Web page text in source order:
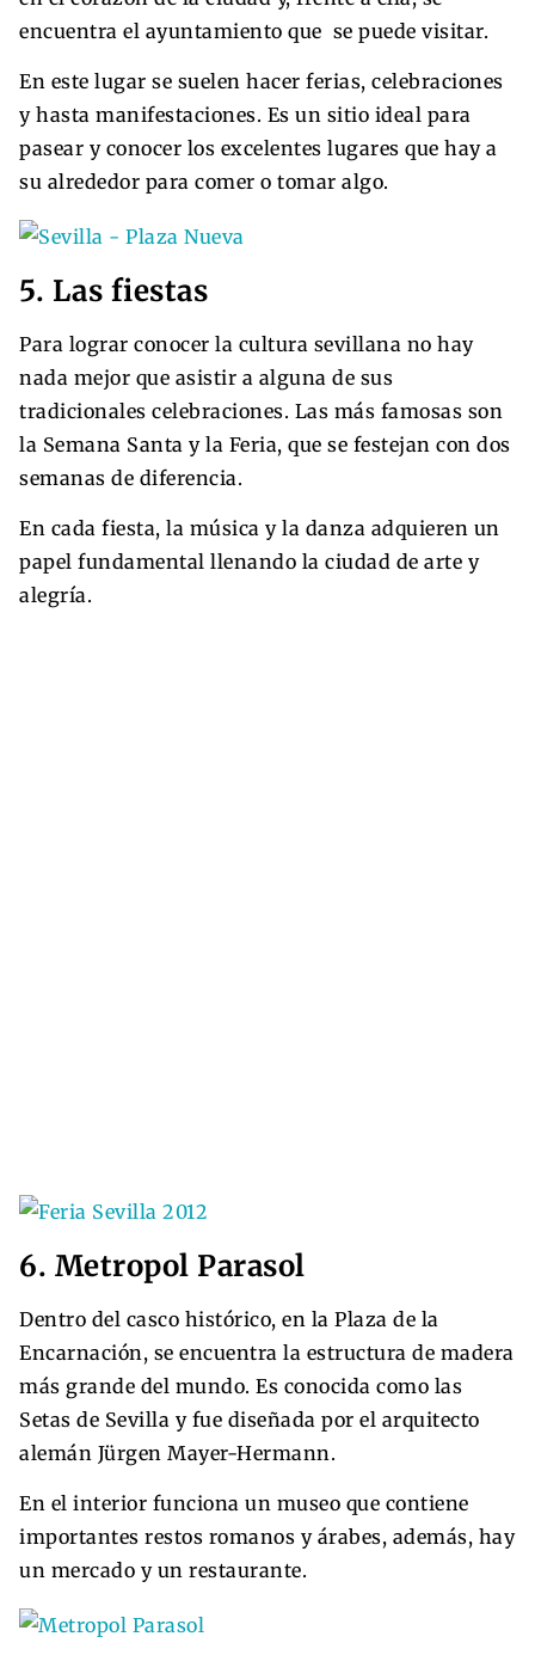
encuentra el ayuntamiento que se puede visitar.
En este lugar se suelen hacer ferias, celebraciones
y hasta manifestaciones. Es un sitio ideal para
pasear y conocer los excelentes lugares que hay a
su alrededor para comer o tomar algo.
5. Las fiestas
Para lograr conocer la cultura sevillana no hay
nada mejor que asistir a alguna de sus
tradicionales celebraciones. Las más famosas son
la Semana Santa y la Feria, que se festejan con dos
semanas de diferencia.
En cada fiesta, la música y la danza adquieren un
papel fundamental llenando la ciudad de arte y
alegría.
6. Metropol Parasol
Dentro del casco histórico, en la Plaza de la
Encarnación, se encuentra la estructura de madera
más grande del mundo. Es conocida como las
Setas de Sevilla y fue diseñada por el arquitecto
alemán Jürgen Mayer-Hermann.
En el interior funciona un museo que contiene
importantes restos romanos y árabes, además, hay
un mercado y un restaurante.